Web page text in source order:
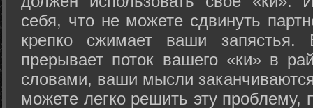
себя, что не можете сдвинуть
крепко сжимает ваши запястья.
прерывает поток вашего «ки» в
словами, ваши мысли
можете легко решить эту проблему,